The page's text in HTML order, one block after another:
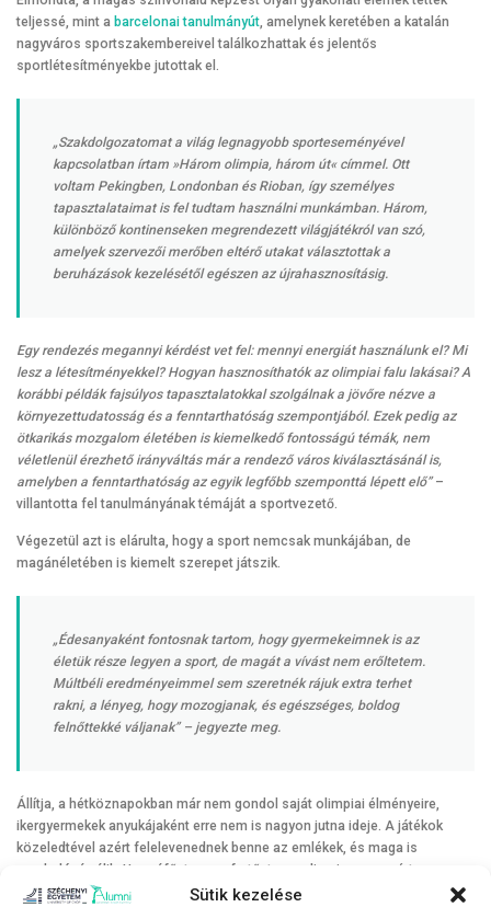
Sütik kezelése
teljessé, mint a barcelonai tanulmányút, amelynek keretében a katalán
nagyváros sportszakembereivel találkozhattak és jelentős
sportlétesítményekbe jutottak el.
„Szakdolgozatomat a világ legnagyobb sporteseményével
kapcsolatban írtam »Három olimpia, három út« címmel. Ott
voltam Pekingben, Londonban és Rioban, így személyes
tapasztalataimat is fel tudtam használni munkámban. Három,
különböző kontinenseken megrendezett világjátékról van szó,
amelyek szervezői merőben eltérő utakat választottak a
beruházások kezelésétől egészen az újrahasznosításig.
Egy rendezés megannyi kérdést vet fel: mennyi energiát használunk el? Mi
lesz a létesítményekkel? Hogyan hasznosíthatók az olimpiai falu lakásai? A
korábbi példák fajsúlyos tapasztalatokkal szolgálnak a jövőre nézve a
környezettudatosság és a fenntarthatóság szempontjából. Ezek pedig az
ötkarikás mozgalom életében is kiemelkedő fontosságú témák, nem
véletlenül érezhető irányváltás már a rendező város kiválasztásánál is,
amelyben a fenntarthatóság az egyik legfőbb szemponttá lépett elő”–
villantotta fel tanulmányának témáját a sportvezető.
Végezetül azt is elárulta, hogy a sport nemcsak munkájában, de
magánéletében is kiemelt szerepet játszik.
„Édesanyaként fontosnak tartom, hogy gyermekeimnek is az
életük része legyen a sport, de magát a vívást nem erőltetem.
Múltbéli eredményeimmel sem szeretnék rájuk extra terhet
rakni, a lényeg, hogy mozogjanak, és egészséges, boldog
felnőttekké váljanak”– jegyezte meg.
Állítja, a hétköznapokban már nem gondol saját olimpiai élményeire,
ikergyermekek anyukájaként erre nem is nagyon jutna ideje. A játékok
közeledtével azért felelevenednek benne az emlékek, és maga is
szurkolóvá válik. Hozzáfűzte, megfertőzte az olimpizmus, ezért
meggyőződése, hogy bár számos megoldandó feladat áll a szakemberek